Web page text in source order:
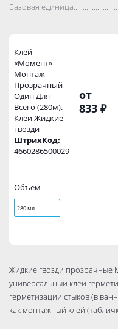
Базовая
Клей
«Момент»
Монтаж
Прозрачный
Один Для
Всего (280м).
Клеи Жидкие
гвозди
ШтрихКод:
4660286500029
от
833 ₽
Объем
280 мл
Жидкие гвозди прозрачные
универсальный клей
герметизации стыков (в
как монтажный клей